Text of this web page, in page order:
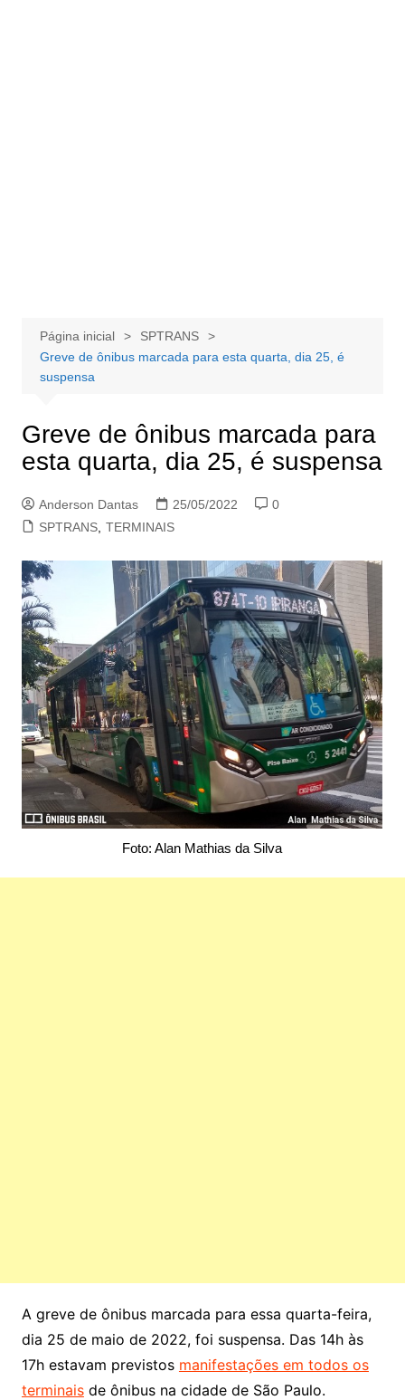
Página inicial
SPTRANS
Greve de ônibus marcada para esta quarta, dia 25, é
suspensa
Greve de ônibus marcada para
esta quarta, dia 25, é suspensa
Anderson Dantas 25/05/2022
0
SPTRANS, TERMINAIS
Foto: Alan Mathias da Silva
A greve de ônibus marcada para essa quarta-feira,
dia 25 de maio de 2022, foi suspensa. Das 14h às
17h estavam previstos manifestações em todos os
terminaisde ônibus na cidade de São Paulo.